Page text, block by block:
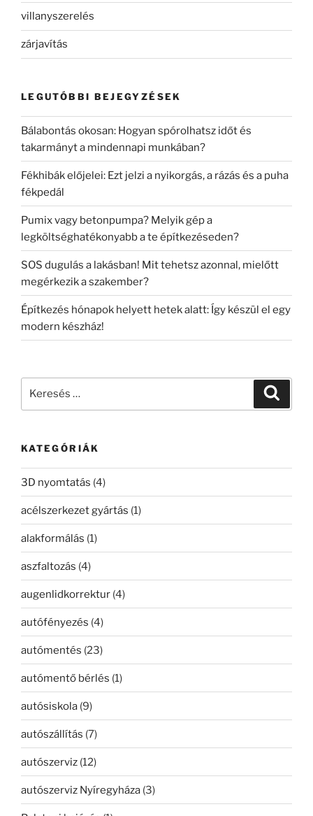
villanyszerelés
zárjavítás
LEGUTÓBBI BEJEGYZÉSEK
Bálabontás okosan: Hogyan spórolhatsz időt és
takarmányt a mindennapi munkában?
Fékhibák előjelei: Ezt jelzi a nyikorgás, a rázás és a puha
fékpedál
Pumix vagy betonpumpa? Melyik gép a
legköltséghatékonyabb a te építkezéseden?
SOS dugulás a lakásban! Mit tehetsz azonnal, mielőtt
megérkezik a szakember?
Építkezés hónapok helyett hetek alatt: Így készül el egy
modern készház!
KATEGÓRIÁK
3D nyomtatás (4)
acélszerkezet gyártás (1)
alakformálás (1)
aszfaltozás (4)
augenlidkorrektur (4)
autófényezés (4)
autómentés (23)
autómentő bérlés (1)
autósiskola (9)
autószállítás (7)
autószerviz (12)
autószerviz Nyíregyháza (3)